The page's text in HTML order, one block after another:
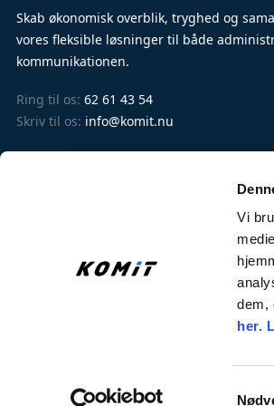
Vi
dem,
her.
Skab økonomisk overblik, tryghed og
vores fleksible løsninger til både
kommunikationen.
Ring til os: 62 61 43 54
Skriv til os: info@komit.nu